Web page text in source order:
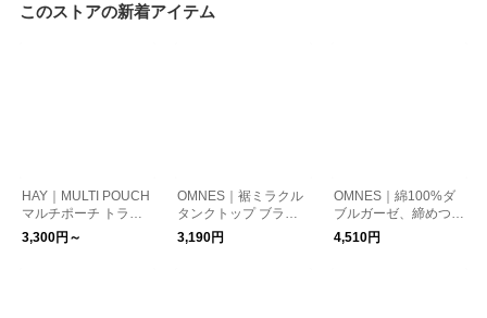
このストアの新着アイテム
HAY｜MULTI POUCH
マルチポーチ トラベ
ルグッズ【日本正規代
理店品】 トラベルグ
3,300円～
OMNES｜裾ミラクル
タンクトップ ブラも
脇も気にならない
3,190円
OMNES｜綿100%ダ
ブルガーゼ、締めつけ
ゼロで美シルエット。
涼し気コクーンイージ
4,510円